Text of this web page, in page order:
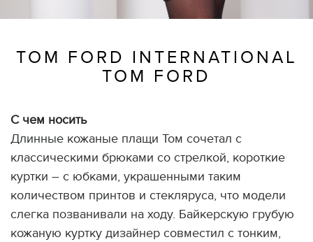
TOM FORD INTERNATIONAL
TOM FORD
С чем носить
Длинные кожаные плащи Том сочетал с
классическими брюками со стрелкой, короткие
куртки – с юбками, украшенными таким
количеством принтов и стекляруса, что модели
слегка позванивали на ходу. Байкерскую грубую
кожаную куртку дизайнер совместил с тонким,